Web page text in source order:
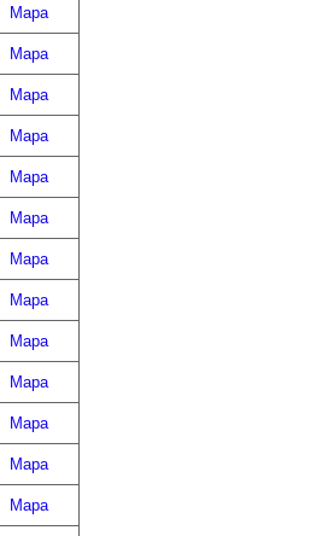
Mapa
Mapa
Mapa
Mapa
Mapa
Mapa
Mapa
Mapa
Mapa
Mapa
Mapa
Mapa
Mapa